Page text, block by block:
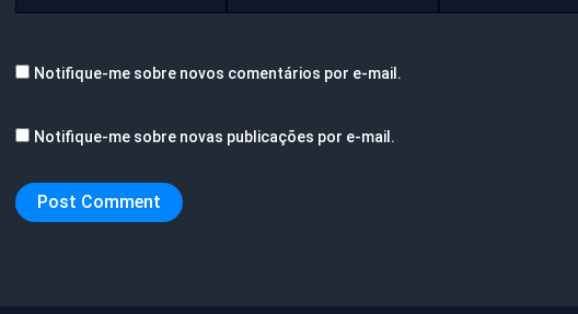
Notifique-me sobre novos comentários por e-mail.
Notifique-me sobre novas publicações por e-mail.